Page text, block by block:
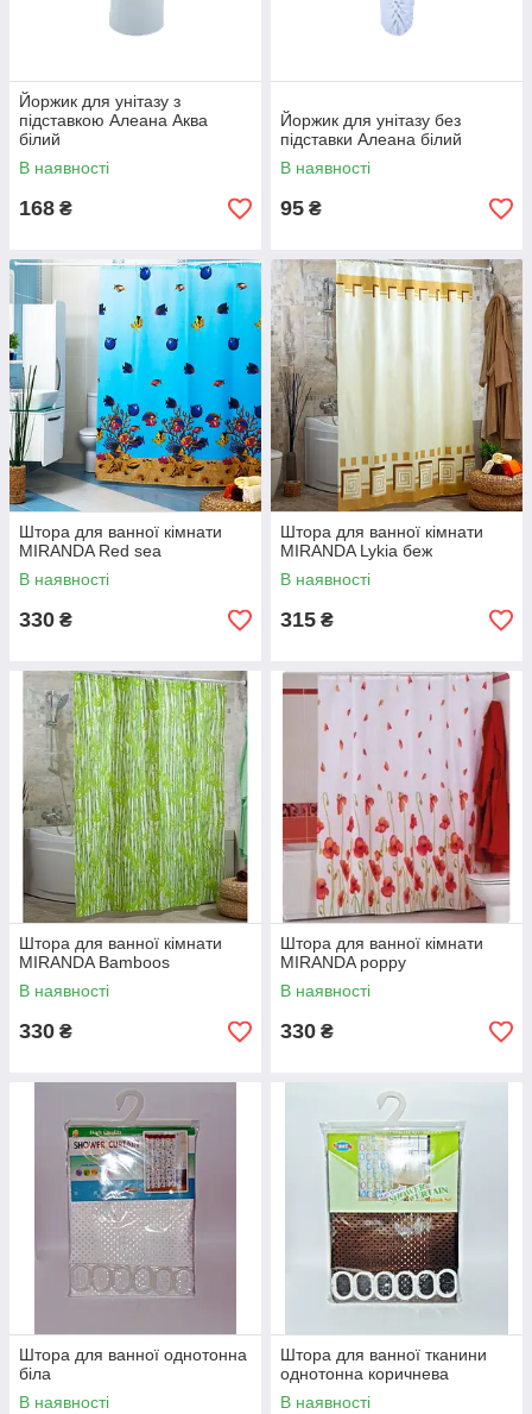
Йоржик для унітазу з
підставкою Алеана Аква
білий
В наявності
168 ₴
Йоржик для унітазу без
підставки Алеана білий
В наявності
95 ₴
Штора для ванної кімнати
MIRANDA Red sea
В наявності
330 ₴
Штора для ванної кімнати
MIRANDA Lykia беж
В наявності
315 ₴
Штора для ванної кімнати
MIRANDA Bamboos
В наявності
330 ₴
Штора для ванної кімнати
MIRANDA poppy
В наявності
330 ₴
Штора для ванної однотонна
біла
В наявності
Штора для ванної тканини
однотонна коричнева
В наявності